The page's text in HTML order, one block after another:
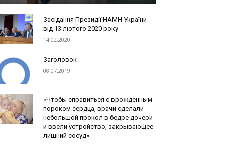
Засідання Президії НАМН України
від 13 лютого 2020 року
14.02.2020
Заголовок
08.07.2019
«Чтобы справиться с врожденным
пороком сердца, врачи сделали
небольшой прокол в бедре дочери
и ввели устройство, закрывающее
лишний сосуд»